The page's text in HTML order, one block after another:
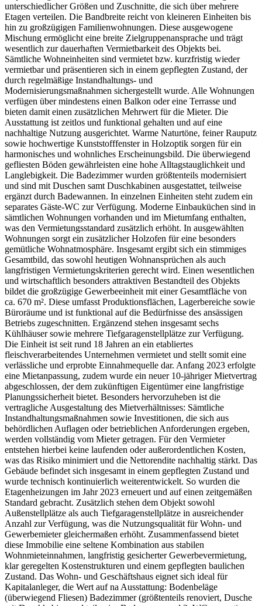
unterschiedlicher Größen und Zuschnitte, die sich über mehrere
Etagen verteilen. Die Bandbreite reicht von kleineren Einheiten bis
hin zu großzügigen Familienwohnungen. Diese ausgewogene
Mischung ermöglicht eine breite Zielgruppenansprache und trägt
wesentlich zur dauerhaften Vermietbarkeit des Objekts bei.
Sämtliche Wohneinheiten sind vermietet bzw. kurzfristig wieder
vermietbar und präsentieren sich in einem gepflegten Zustand, der
durch regelmäßige Instandhaltungs- und
Modernisierungsmaßnahmen sichergestellt wurde. Alle Wohnungen
verfügen über mindestens einen Balkon oder eine Terrasse und
bieten damit einen zusätzlichen Mehrwert für die Mieter. Die
Ausstattung ist zeitlos und funktional gehalten und auf eine
nachhaltige Nutzung ausgerichtet. Warme Naturtöne, feiner Rauputz
sowie hochwertige Kunststofffenster in Holzoptik sorgen für ein
harmonisches und wohnliches Erscheinungsbild. Die überwiegend
gefliesten Böden gewährleisten eine hohe Alltagstauglichkeit und
Langlebigkeit. Die Badezimmer wurden größtenteils modernisiert
und sind mit Duschen samt Duschkabinen ausgestattet, teilweise
ergänzt durch Badewannen. In einzelnen Einheiten steht zudem ein
separates Gäste-WC zur Verfügung. Moderne Einbauküchen sind in
sämtlichen Wohnungen vorhanden und im Mietumfang enthalten,
was den Vermietungsstandard zusätzlich erhöht. In ausgewählten
Wohnungen sorgt ein zusätzlicher Holzofen für eine besonders
gemütliche Wohnatmosphäre. Insgesamt ergibt sich ein stimmiges
Gesamtbild, das sowohl heutigen Wohnansprüchen als auch
langfristigen Vermietungskriterien gerecht wird. Einen wesentlichen
und wirtschaftlich besonders attraktiven Bestandteil des Objekts
bildet die großzügige Gewerbeeinheit mit einer Gesamtfläche von
ca. 670 m². Diese umfasst Produktionsflächen, Lagerbereiche sowie
Büroräume und ist funktional auf die Bedürfnisse des ansässigen
Betriebs zugeschnitten. Ergänzend stehen insgesamt sechs
Kühlhäuser sowie mehrere Tiefgaragenstellplätze zur Verfügung.
Die Einheit ist seit rund 18 Jahren an ein etabliertes
fleischverarbeitendes Unternehmen vermietet und stellt somit eine
verlässliche und erprobte Einnahmequelle dar. Anfang 2023 erfolgte
eine Mietanpassung, zudem wurde ein neuer 10-jähriger Mietvertrag
abgeschlossen, der dem zukünftigen Eigentümer eine langfristige
Planungssicherheit bietet. Besonders hervorzuheben ist die
vertragliche Ausgestaltung des Mietverhältnisses: Sämtliche
Instandhaltungsmaßnahmen sowie Investitionen, die sich aus
behördlichen Auflagen oder betrieblichen Anforderungen ergeben,
werden vollständig vom Mieter getragen. Für den Vermieter
entstehen hierbei keine laufenden oder außerordentlichen Kosten,
was das Risiko minimiert und die Nettorendite nachhaltig stärkt. Das
Gebäude befindet sich insgesamt in einem gepflegten Zustand und
wurde technisch kontinuierlich weiterentwickelt. So wurden die
Etagenheizungen im Jahr 2023 erneuert und auf einen zeitgemäßen
Standard gebracht. Zusätzlich stehen dem Objekt sowohl
Außenstellplätze als auch Tiefgaragenstellplätze in ausreichender
Anzahl zur Verfügung, was die Nutzungsqualität für Wohn- und
Gewerbemieter gleichermaßen erhöht. Zusammenfassend bietet
diese Immobilie eine seltene Kombination aus stabilen
Wohnmieteinnahmen, langfristig gesicherter Gewerbevermietung,
klar geregelten Kostenstrukturen und einem gepflegten baulichen
Zustand. Das Wohn- und Geschäftshaus eignet sich ideal für
Kapitalanleger, die Wert auf na Ausstattung: Bodenbeläge
(überwiegend Fliesen) Badezimmer (größtenteils renoviert, Dusche